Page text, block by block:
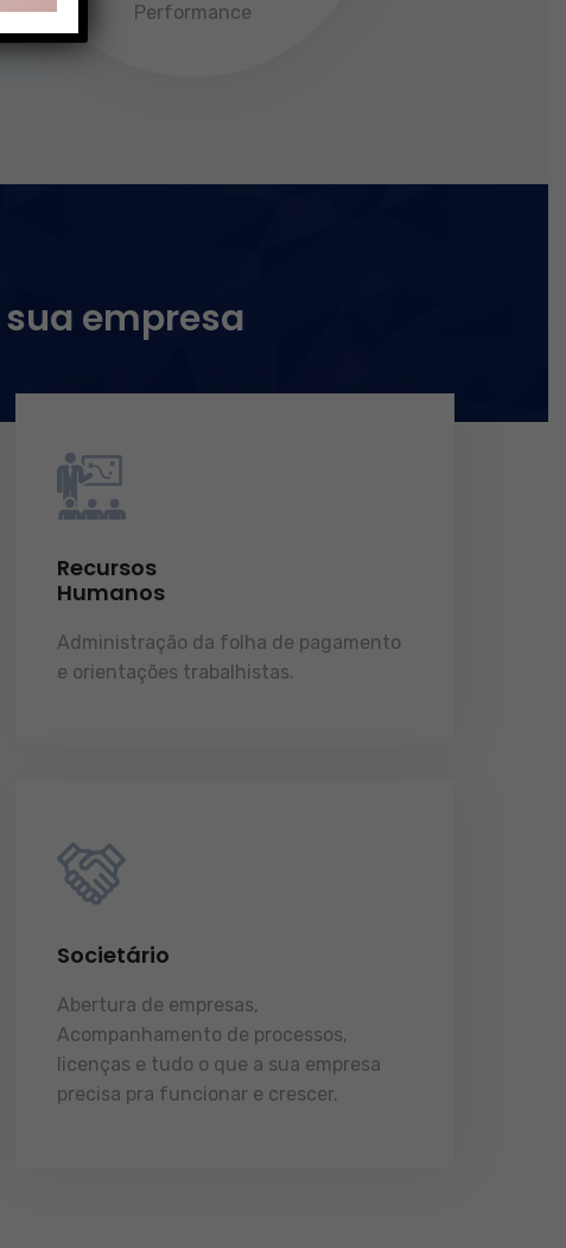
Performance
empresa
Recursos
Humanos
Administração da folha de pagamento
e orientações trabalhistas.
Societário
Abertura de empresas,
Acompanhamento de processos,
licenças e tudo o que a sua empresa
precisa pra funcionar e crescer.